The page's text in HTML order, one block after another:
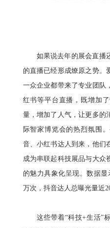
如果说去年的展会直播
的直播已经形成燎原之势。
一众企业都带来了专业团队
红书等平台直播，既增加
量，增加了人气，让更多的
际智家博览会的热烈氛围
音、小红书达人到来，他们
成为串联起科技展品与大众
的魅力具象化呈现。数据
万次，抖音达人总曝光量近
这些带着“科技+生活”